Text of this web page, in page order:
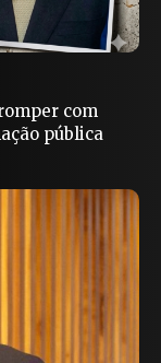
com
pública